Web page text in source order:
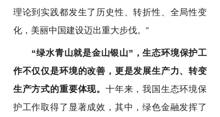
理论到实践都发生了历史性、转折性、全局性变
化，美丽中国建设迈出重大步伐。”
“绿水青山就是金山银山”，生态环境保护工
作不仅仅是环境的改善，更是发展生产力、转变
生产方式的重要体现。 十年来，我国生态环境保
护工作取得了显著成效，其中，绿色金融发挥了